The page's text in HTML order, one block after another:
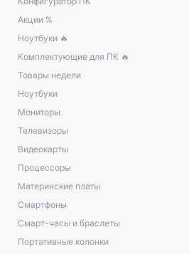
Акции %
Ноутбуки 🔥
Комплектующие для ПК 🔥
Товары недели
Ноутбуки
Мониторы
Телевизоры
Видеокарты
Процессоры
Материнские платы
Смартфоны
Смарт-часы и браслеты
Портативные колонки